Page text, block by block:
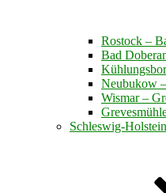
Rostock –
Bad
Neubukow
Wismar –
Schleswig-Holstein